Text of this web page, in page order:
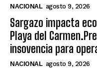
NACIONAL agosto 9, 2026
Sargazo impacta
Playa del
insovencia para
NACIONAL agosto 9, 2026